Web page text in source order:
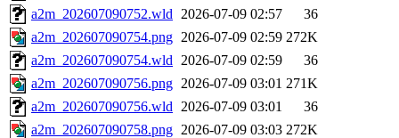
a2m_202607090752.wld 2026-07-09 02:57
36
a2m_202607090754.png 2026-07-09 02:59 272K
a2m_202607090754.wld 2026-07-09 02:59
36
a2m_202607090756.png 2026-07-09 03:01 271K
a2m_202607090756.wld 2026-07-09 03:01
36
a2m_202607090758.png 2026-07-09 03:03 272K